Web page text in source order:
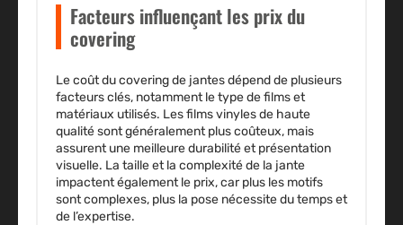
Facteurs influençant les prix du
covering
Le coût du covering de jantes dépend de plusieurs
facteurs clés, notamment le type de films et
matériaux utilisés. Les films vinyles de haute
qualité sont généralement plus coûteux, mais
assurent une meilleure durabilité et présentation
visuelle. La taille et la complexité de la jante
impactent également le prix, car plus les motifs
sont complexes, plus la pose nécessite du temps et
de l’expertise.